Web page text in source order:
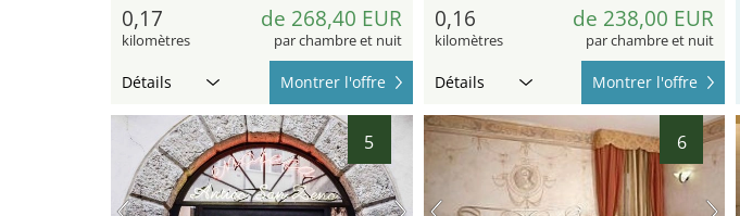
0,17
kilomètres
de 268,40 EUR
par chambre et nuit
Détails Montrer l'offre
0,16
kilomètres
de 238,00 EUR
par chambre et nuit
Détails Montrer l'offre
5 6